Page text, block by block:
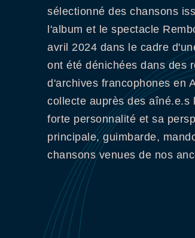
sélectionné des chansons
l'album et le spectacle
avril 2024 dans le cadre
ont été dénichées dans des
d'archives francophones en
collecte auprès des aîné.e.s
forte personnalité et sa
principale, guimbarde,
chansons venues de nos